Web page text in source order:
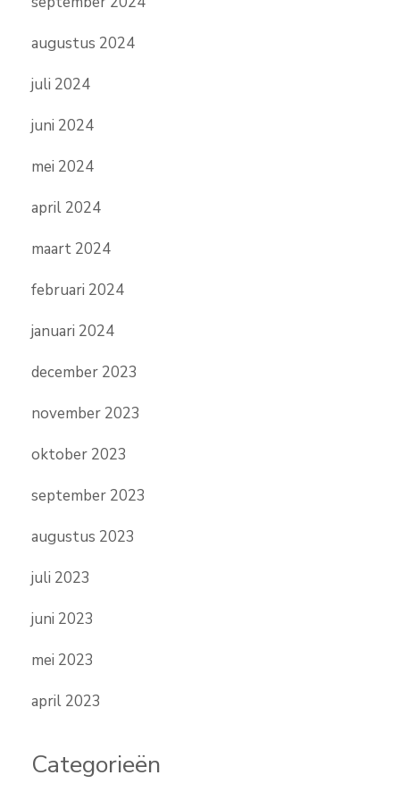
augustus 2024
juli 2024
juni 2024
mei 2024
april 2024
maart 2024
februari 2024
januari 2024
december 2023
november 2023
oktober 2023
september 2023
augustus 2023
juli 2023
juni 2023
mei 2023
april 2023
Categorieën